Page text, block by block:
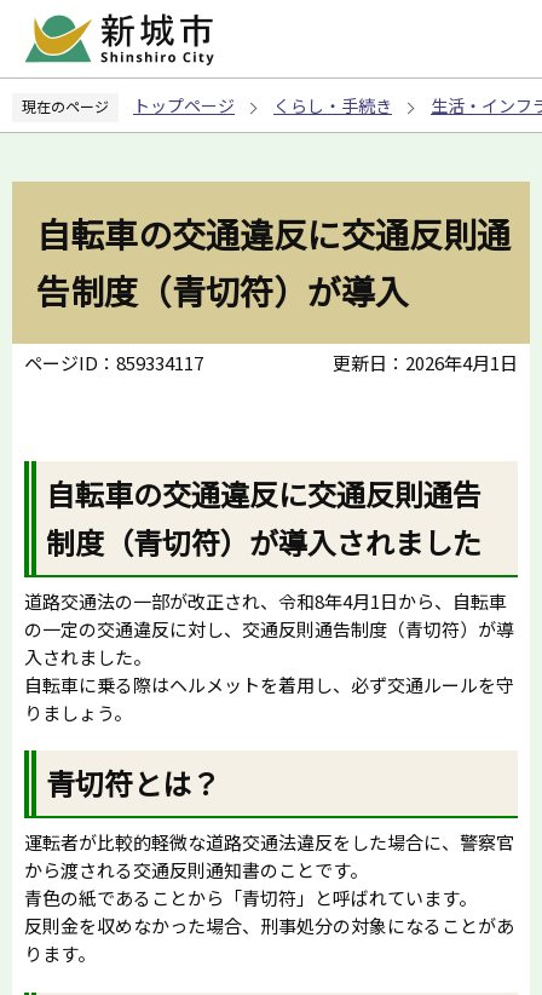
ペ
の
現在のページ トップページ くらし・手続き 生活・インフ
自転車の交通違反に交通反則通
告制度（青切符）が導入
ページID：859334117 更新日：2026年4月1日
自転車の交通違反に交通反則通告
制度（青切符）が導入されました
道路交通法の一部が改正され、令和8年4月1日から、自転車
の一定の交通違反に対し、交通反則通告制度（青切符）が導
入されました。
自転車に乗る際はヘルメットを着用し、必ず交通ルールを守
りましょう。
青切符とは？
運転者が比較的軽微な道路交通法違反をした場合に、警察官
から渡される交通反則通知書のことです。
青色の紙であることから「青切符」と呼ばれています。
反則金を収めなかった場合、刑事処分の対象になることがあ
ります。